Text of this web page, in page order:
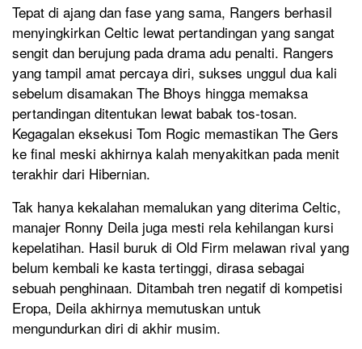
Tepat di ajang dan fase yang sama, Rangers berhasil
menyingkirkan Celtic lewat pertandingan yang sangat
sengit dan berujung pada drama adu penalti. Rangers
yang tampil amat percaya diri, sukses unggul dua kali
sebelum disamakan The Bhoys hingga memaksa
pertandingan ditentukan lewat babak tos-tosan.
Kegagalan eksekusi Tom Rogic memastikan The Gers
ke final meski akhirnya kalah menyakitkan pada menit
terakhir dari Hibernian.
Tak hanya kekalahan memalukan yang diterima Celtic,
manajer Ronny Deila juga mesti rela kehilangan kursi
kepelatihan. Hasil buruk di Old Firm melawan rival yang
belum kembali ke kasta tertinggi, dirasa sebagai
sebuah penghinaan. Ditambah tren negatif di kompetisi
Eropa, Deila akhirnya memutuskan untuk
mengundurkan diri di akhir musim.